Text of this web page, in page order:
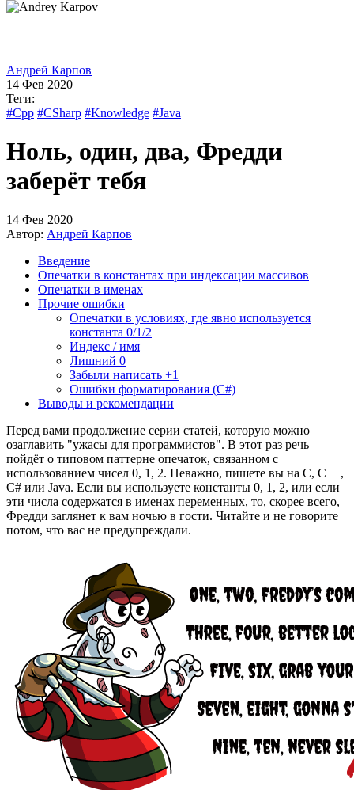
Андрей Карпов
14 Фев 2020
Теги:
#Cpp #CSharp #Knowledge #Java
Ноль, один, два, Фредди
заберёт тебя
14 Фев 2020
Автор: Андрей Карпов
Введение
Опечатки в константах при индексации массивов
Опечатки в именах
Прочие ошибки
Опечатки в условиях, где явно используется
константа 0/1/2
Индекс / имя
Лишний 0
Забыли написать +1
Ошибки форматирования (C#)
Выводы и рекомендации
Перед вами продолжение серии статей, которую можно
озаглавить "ужасы для программистов". В этот раз речь
пойдёт о типовом паттерне опечаток, связанном с
использованием чисел 0, 1, 2. Неважно, пишете вы на C, C++,
C# или Java. Если вы используете константы 0, 1, 2, или если
эти числа содержатся в именах переменных, то, скорее всего,
Фредди заглянет к вам ночью в гости. Читайте и не говорите
потом, что вас не предупреждали.